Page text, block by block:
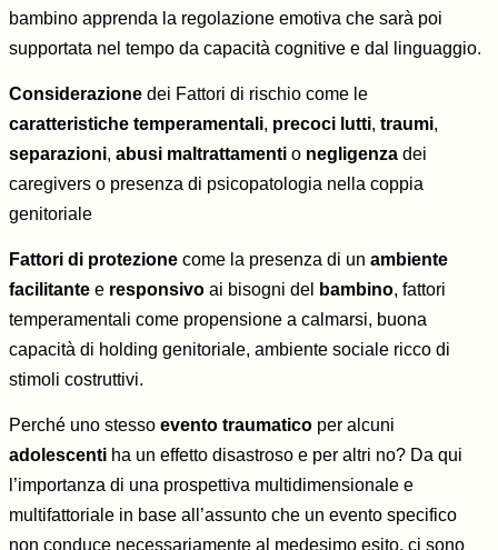
bambino apprenda la regolazione emotiva che sarà poi
supportata nel tempo da capacità cognitive e dal linguaggio.
Considerazione dei Fattori di rischio come le
caratteristiche temperamentali, precoci lutti, traumi,
separazioni, abusi maltrattamentio negligenza dei
caregivers o presenza di psicopatologia nella coppia
genitoriale
Fattori di protezionecome la presenza di un ambiente
facilitantee responsivo ai bisogni del bambino, fattori
temperamentali come propensione a calmarsi, buona
capacità di holding genitoriale, ambiente sociale ricco di
stimoli costruttivi.
Perché uno stesso evento traumatico per alcuni
adolescenti ha un effetto disastroso e per altri no? Da qui
l’importanza di una prospettiva multidimensionale e
multifattoriale in base all’assunto che un evento specifico
non conduce necessariamente al medesimo esito, ci sono